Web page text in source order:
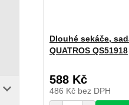
Dlouhé sekáče,
QUATROS QS51918
588 Kč
486 Kč bez DPH